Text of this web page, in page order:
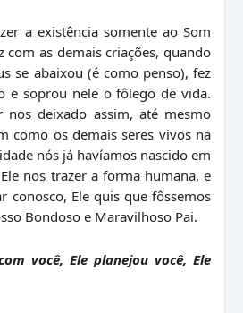
a existência somente ao Som
com as demais criações, quando
se abaixou (é como penso), fez
e soprou nele o fôlego de vida.
nos deixado assim, até mesmo
como os demais seres vivos na
nós já havíamos nascido em
nos trazer a forma humana, e
conosco, Ele quis que fôssemos
Bondoso e Maravilhoso Pai.
você, Ele planejou você, Ele